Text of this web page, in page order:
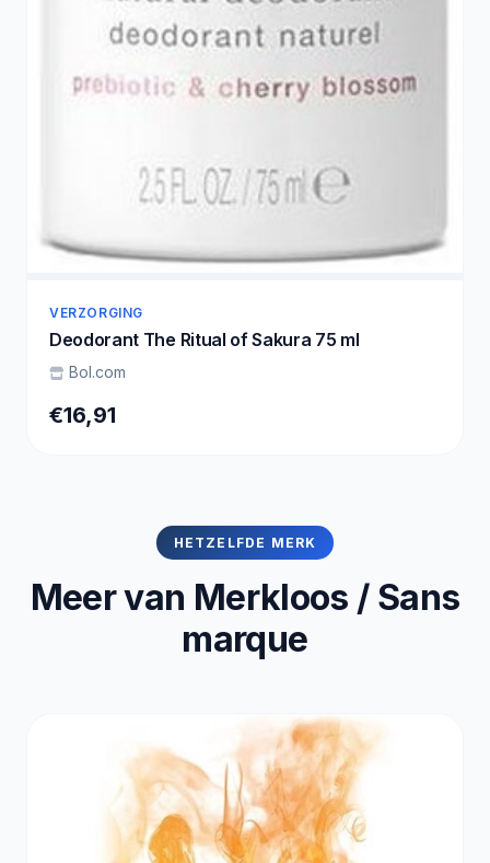
VERZORGING
Deodorant The Ritual of Sakura 75 ml
Bol.com
€16,91
HETZELFDE MERK
Meer van Merkloos / Sans
marque